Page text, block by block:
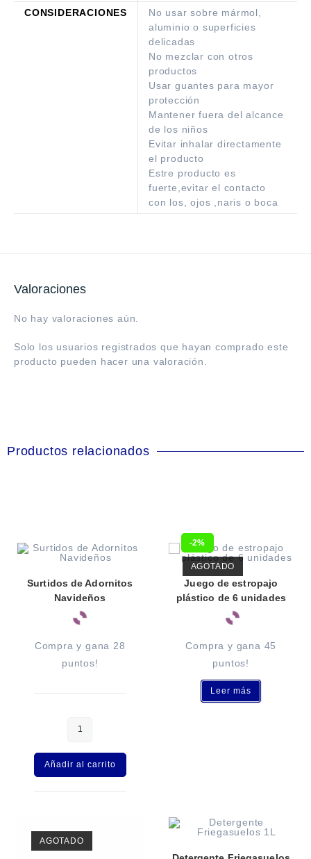
CONSIDERACIONES
No usar sobre mármol,
aluminio o superficies
delicadas
No mezclar con otros
productos
Usar guantes para mayor
protección
Mantener fuera del alcance
de los niños
Evitar inhalar directamente
el producto
Estre producto es
fuerte,evitar el contacto
con los, ojos ,naris o boca
Valoraciones
No hay valoraciones aún.
Solo los usuarios registrados que hayan comprado este
producto pueden hacer una valoración.
Productos relacionados
Surtidos de Adornitos
Navideños
Compra y gana 28
puntos!
Añadir al carrito
l
i
v
AGOTADO
-2%
Juego de estropajo
plástico de 6 unidades
Compra y gana 45
puntos!
Leer más
AGOTADO